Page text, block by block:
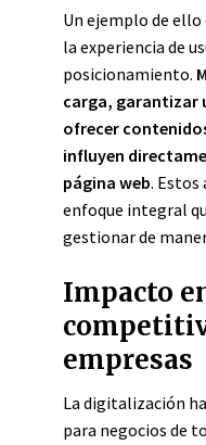
Un ejemplo de ello
la experiencia de
posicionamiento.
carga, garantizar
ofrecer
influyen
página web. Estos
enfoque integral
gestionar de
Impacto
empresas
La digitalización
para negocios de